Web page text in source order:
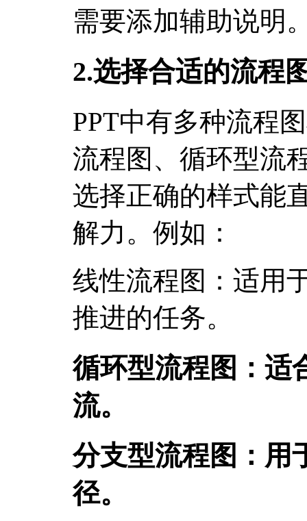
需要添加辅助说明
2.选择合适的流程
PPT中有多种流程
流程图、循环型流
选择正确的样式能
解力。例如：
线性流程图：适用
推进的任务。
循环型流程图：适
流。
分支型流程图：用
径。